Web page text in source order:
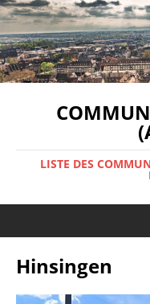
LISTE DES
Hinsingen